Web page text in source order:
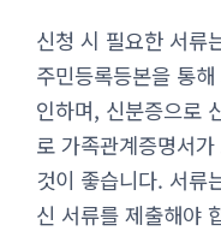
신청 시 필요한 서류
주민등록등본을 통
인하며, 신분증으로
로 가족관계증명서
것이 좋습니다. 서류
신 서류를 제출해야